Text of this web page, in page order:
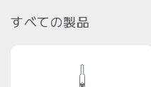
すべての製品